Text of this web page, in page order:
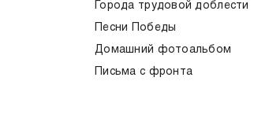
Города трудовой доблести
Песни Победы
Домашний фотоальбом
Письма с фронта